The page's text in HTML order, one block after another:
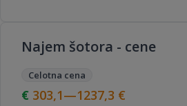
Najem šotora - cene
Celotna cena
303,1—1237,3 €